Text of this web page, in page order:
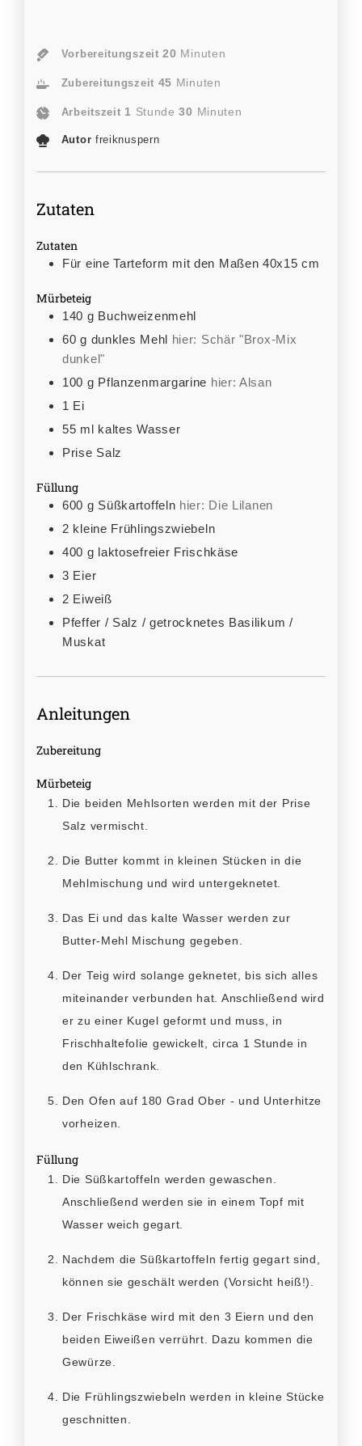
Vorbereitungszeit 20 Minuten
Zubereitungszeit 45 Minuten
Arbeitszeit 1 Stunde 30 Minuten
Autor freiknuspern
Zutaten
Zutaten
Für eine Tarteform mit den Maßen 40x15 cm
Mürbeteig
140 g Buchweizenmehl
60 g dunkles Mehl hier: Schär "Brox-Mix
dunkel"
100 g Pflanzenmargarine hier: Alsan
1 Ei
55 ml kaltes Wasser
Prise Salz
Füllung
600 g Süßkartoffeln hier: Die Lilanen
2 kleine Frühlingszwiebeln
400 g laktosefreier Frischkäse
3 Eier
2 Eiweiß
Pfeffer / Salz / getrocknetes Basilikum /
Muskat
Anleitungen
Zubereitung
Mürbeteig
Die beiden Mehlsorten werden mit der Prise
Salz vermischt.
Die Butter kommt in kleinen Stücken in die
Mehlmischung und wird untergeknetet.
Das Ei und das kalte Wasser werden zur
Butter-Mehl Mischung gegeben.
Der Teig wird solange geknetet, bis sich alles
miteinander verbunden hat. Anschließend wird
er zu einer Kugel geformt und muss, in
Frischhaltefolie gewickelt, circa 1 Stunde in
den Kühlschrank.
Den Ofen auf 180 Grad Ober - und Unterhitze
vorheizen.
Füllung
Die Süßkartoffeln werden gewaschen.
Anschließend werden sie in einem Topf mit
Wasser weich gegart.
Nachdem die Süßkartoffeln fertig gegart sind,
können sie geschält werden (Vorsicht heiß!).
Der Frischkäse wird mit den 3 Eiern und den
beiden Eiweißen verrührt. Dazu kommen die
Gewürze.
Die Frühlingszwiebeln werden in kleine Stücke
geschnitten.